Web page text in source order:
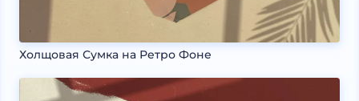
Холщовая Сумка на Ретро Фоне